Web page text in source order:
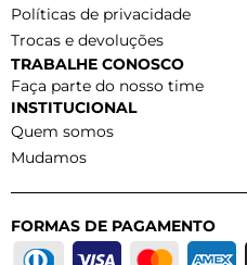
Políticas de privacidade
Trocas e devoluções
TRABALHE CONOSCO
Faça parte do nosso time
INSTITUCIONAL
Quem somos
Mudamos
FORMAS DE PAGAMENTO